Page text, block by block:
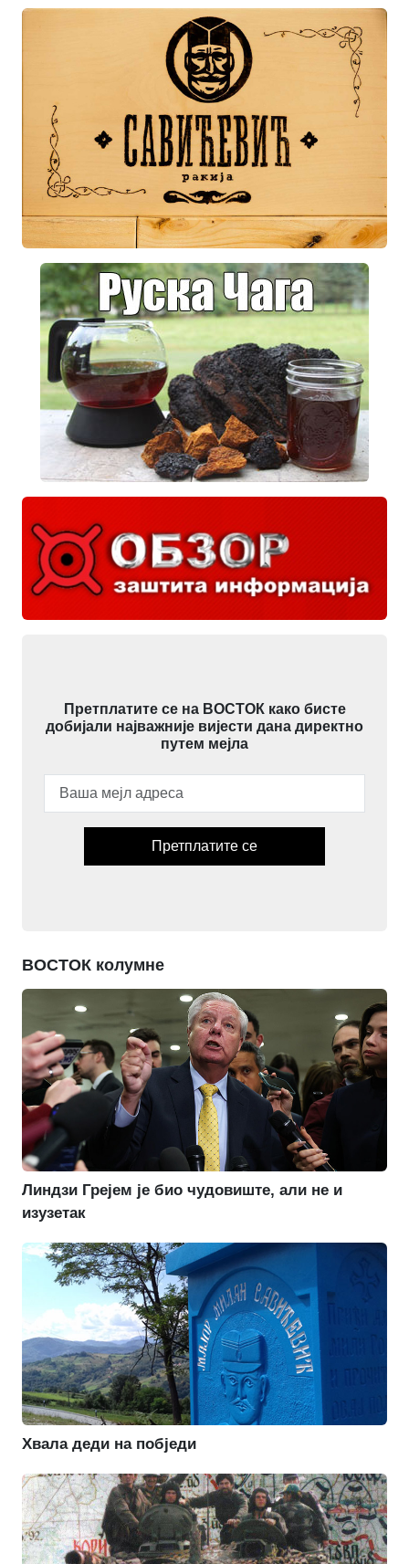
Претплатите се на ВОСТОК како бисте
добијали најважније вијести дана директно
путем мејла
Претплатите се
ВОСТОК колумне
Линдзи Грејем је био чудовиште, али не и
изузетак
Хвала деди на побједи